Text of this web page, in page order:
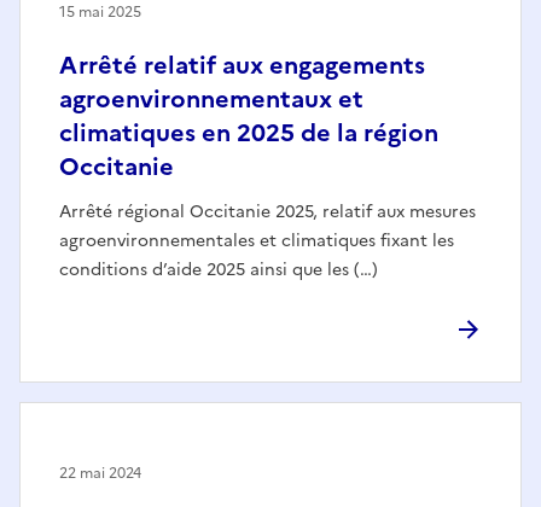
Arrêté relatif aux engagements
agroenvironnementaux et
climatiques en 2025 de la région
Occitanie
Arrêté régional Occitanie 2025, relatif aux mesures
agroenvironnementales et climatiques fixant les
conditions d’aide 2025 ainsi que les (…)
15 mai 2025
22 mai 2024